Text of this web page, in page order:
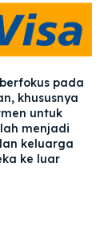
pada
khususnya
untuk
menjadi
keluarga
ke luar